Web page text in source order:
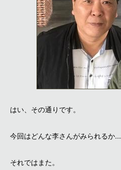
はい、その通りです。
今回はどんな李さんがみられるか...
それではまた。